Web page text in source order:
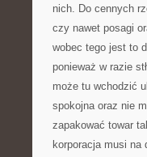
nich. Do cennych
czy nawet posagi
wobec tego jest to
ponieważ w razie
może tu wchodzić
spokojna oraz nie
zapakować towar
korporacja musi